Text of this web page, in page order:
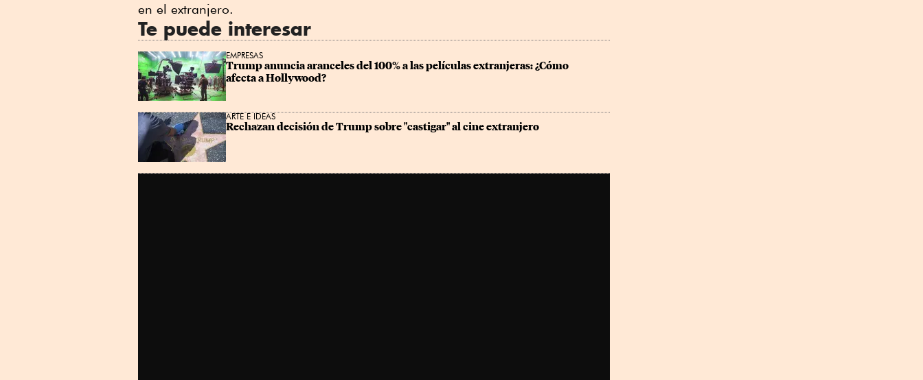
en el extranjero.
Te puede interesar
EMPRESAS
Trump anuncia aranceles del 100% a las películas extranjeras: ¿Cómo
afecta a Hollywood?
ARTE E IDEAS
Rechazan decisión de Trump sobre "castigar" al cine extranjero